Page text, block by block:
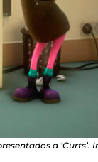
a ‘Curts’.